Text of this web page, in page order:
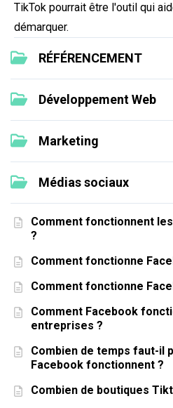
RÉFÉRENCEMENT
Développement Web
Marketing
Médias sociaux
Comment fonctionnent
?
Comment fonctionne
Comment fonctionne
Comment Facebook
entreprises ?
Combien de temps faut-il
Facebook fonctionnent ?
Combien de boutiques
TikTok pourrait être l'outil qui
démarquer.